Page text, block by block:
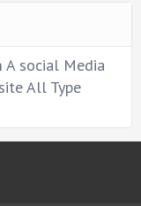
A social Media
All Type